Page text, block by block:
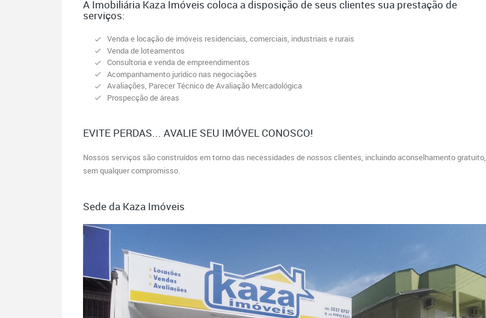
A Imobiliária Kaza Imóveis coloca a disposição de seus clientes sua prestação de
serviços:
Venda e locação de imóveis residenciais, comerciais, industriais e rurais
Venda de loteamentos
Consultoria e venda de empreendimentos
Acompanhamento jurídico nas negociações
Avaliações, Parecer Técnico de Avaliação Mercadológica
Prospecção de áreas
EVITE PERDAS... AVALIE SEU IMÓVEL CONOSCO!
Nossos serviços são construídos em torno das necessidades de nossos clientes, incluindo aconselhamento gratuito,
sem qualquer compromisso.
Sede da Kaza Imóveis